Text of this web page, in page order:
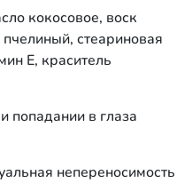
кокосовое, воск
стеариновая
Е, краситель
попадании в глаза
непереносимость